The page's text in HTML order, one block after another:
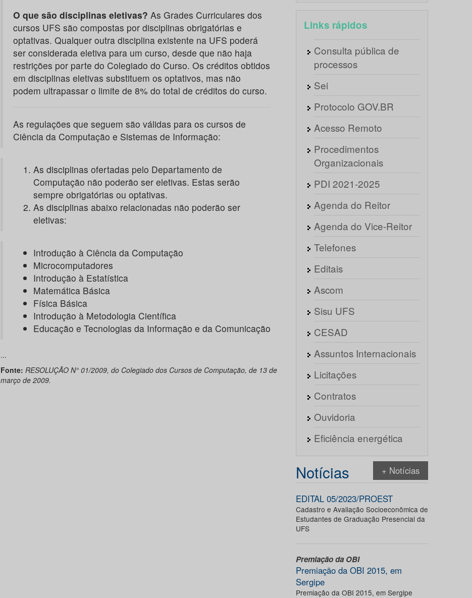
O que são disciplinas eletivas? As Grades Curriculares dos
cursos UFS são compostas por disciplinas obrigatórias e
optativas. Qualquer outra disciplina existente na UFS poderá
ser considerada eletiva para um curso, desde que não haja
restrições por parte do Colegiado do Curso. Os créditos obtidos
em disciplinas eletivas substituem os optativos, mas não
podem ultrapassar o limite de 8% do total de créditos do curso.
As regulações que seguem são válidas para os cursos de
Ciência da Computação e Sistemas de Informação:
As disciplinas ofertadas pelo Departamento de
Computação não poderão ser eletivas. Estas serão
sempre obrigatórias ou optativas.
As disciplinas abaixo relacionadas não poderão ser
eletivas:
Introdução à Ciência da Computação
Microcomputadores
Introdução à Estatística
Matemática Básica
Física Básica
Introdução à Metodologia Científica
Educação e Tecnologias da Informação e da Comunicação
...
Fonte: RESOLUÇÃO N° 01/2009, do Colegiado dos Cursos de Computação, de 13 de
março de 2009.
Links rápidos
Consulta pública de
processos
Sei
Protocolo GOV.BR
Acesso Remoto
Procedimentos
Organizacionais
PDI 2021-2025
Agenda do Reitor
Agenda do Vice-Reitor
Telefones
Editais
Ascom
Sisu UFS
CESAD
Assuntos Internacionais
Licitações
Contratos
Ouvidoria
Eficiência energética
Notícias + Notícias
EDITAL 05/2023/PROEST
Cadastro e Avaliação Socioeconômica de
Estudantes de Graduação Presencial da
UFS
Premiação da OBI
Premiação da OBI 2015, em
Sergipe
Premiação da OBI 2015, em Sergipe